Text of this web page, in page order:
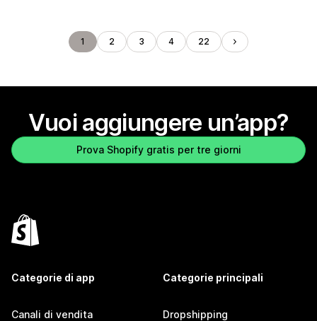
1 2 3 4 22
Vuoi aggiungere un’app?
Prova Shopify gratis per tre giorni
Categorie di app
Canali di vendita
Categorie principali
Dropshipping